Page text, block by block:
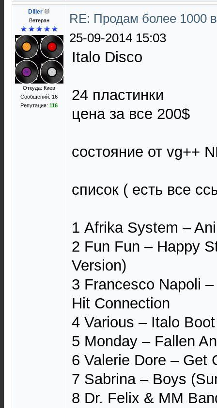
Diller
Ветеран
Откуда: Киев
Сообщений: 16
Репутация: 116
RE: Продам более 1000
25-09-2014 15:03
Italo Disco
24 пластинки
цена за все 200$
состояние от vg++
список ( есть все
1 Afrika System ‎–
2 Fun Fun ‎– Happy
Version)
3 Francesco Napoli
Hit Connection
4 Various ‎– Italo
5 Monday ‎– Fallen
6 Valerie Dore ‎– Get
7 Sabrina ‎– Boys
8 Dr. Felix & MM